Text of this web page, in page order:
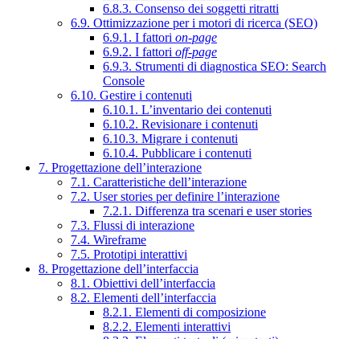
6.8.3. Consenso dei soggetti ritratti
6.9. Ottimizzazione per i motori di ricerca (SEO)
6.9.1. I fattori on-page
6.9.2. I fattori off-page
6.9.3. Strumenti di diagnostica SEO: Search
Console
6.10. Gestire i contenuti
6.10.1. L’inventario dei contenuti
6.10.2. Revisionare i contenuti
6.10.3. Migrare i contenuti
6.10.4. Pubblicare i contenuti
7. Progettazione dell’interazione
7.1. Caratteristiche dell’interazione
7.2. User stories per definire l’interazione
7.2.1. Differenza tra scenari e user stories
7.3. Flussi di interazione
7.4. Wireframe
7.5. Prototipi interattivi
8. Progettazione dell’interfaccia
8.1. Obiettivi dell’interfaccia
8.2. Elementi dell’interfaccia
8.2.1. Elementi di composizione
8.2.2. Elementi interattivi